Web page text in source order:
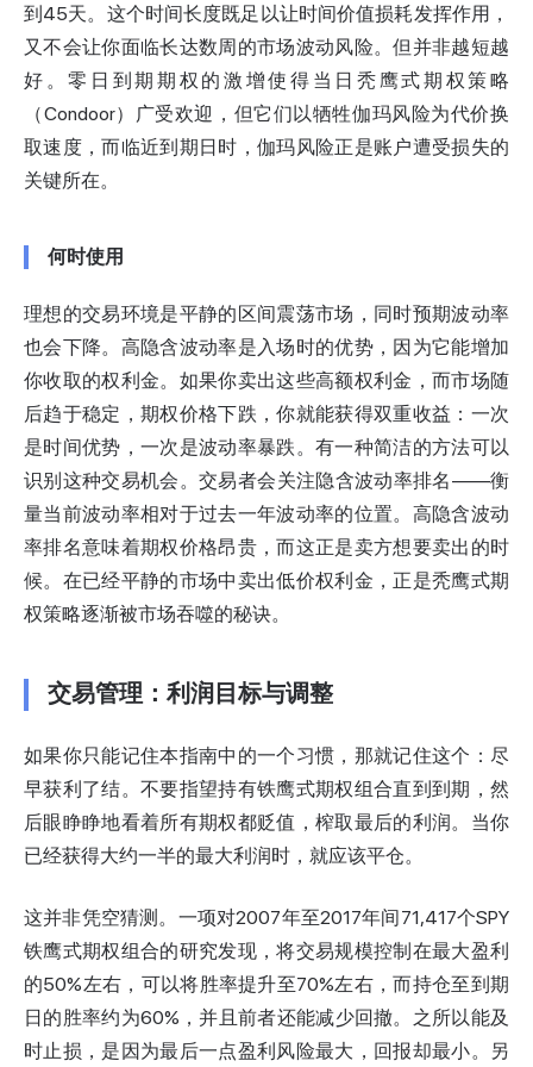
到45天。这个时间长度既足以让时间价值损耗发挥作用，
又不会让你面临长达数周的市场波动风险。但并非越短越
好。零日到期期权的激增使得当日秃鹰式期权策略
（Condoor）广受欢迎，但它们以牺牲伽玛风险为代价换
取速度，而临近到期日时，伽玛风险正是账户遭受损失的
关键所在。
何时使用
理想的交易环境是平静的区间震荡市场，同时预期波动率
也会下降。高隐含波动率是入场时的优势，因为它能增加
你收取的权利金。如果你卖出这些高额权利金，而市场随
后趋于稳定，期权价格下跌，你就能获得双重收益：一次
是时间优势，一次是波动率暴跌。有一种简洁的方法可以
识别这种交易机会。交易者会关注隐含波动率排名——衡
量当前波动率相对于过去一年波动率的位置。高隐含波动
率排名意味着期权价格昂贵，而这正是卖方想要卖出的时
候。在已经平静的市场中卖出低价权利金，正是秃鹰式期
权策略逐渐被市场吞噬的秘诀。
交易管理：利润目标与调整
如果你只能记住本指南中的一个习惯，那就记住这个：尽
早获利了结。不要指望持有铁鹰式期权组合直到到期，然
后眼睁睁地看着所有期权都贬值，榨取最后的利润。当你
已经获得大约一半的最大利润时，就应该平仓。
这并非凭空猜测。一项对2007年至2017年间71,417个SPY
铁鹰式期权组合的研究发现，将交易规模控制在最大盈利
的50%左右，可以将胜率提升至70%左右，而持仓至到期
日的胜率约为60%，并且前者还能减少回撤。之所以能及
时止损，是因为最后一点盈利风险最大，回报却最小。另